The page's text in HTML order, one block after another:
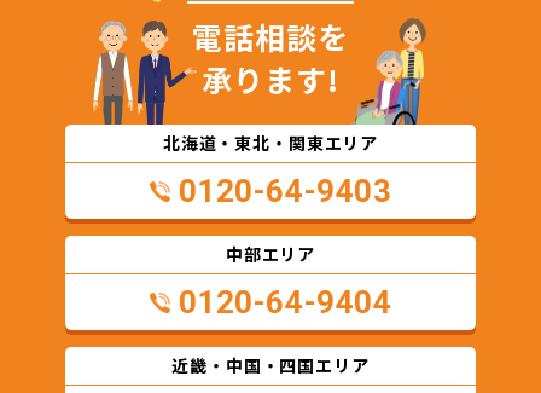
電話相談を
承ります!
北海道・東北・関東エリア
0120-64-9403
中部エリア
0120-64-9404
近畿・中国・四国エリア